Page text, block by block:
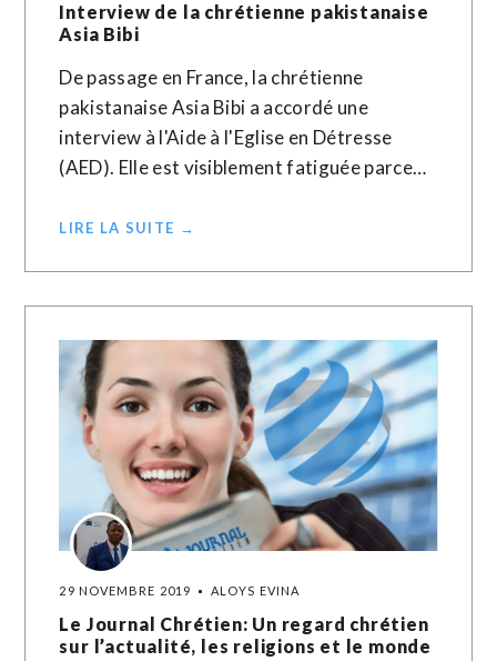
Interview de la chrétienne pakistanaise
Asia Bibi
De passage en France, la chrétienne
pakistanaise Asia Bibi a accordé une
interview à l'Aide à l'Eglise en Détresse
(AED). Elle est visiblement fatiguée parce…
LIRE LA SUITE →
29 NOVEMBRE 2019 ALOYS EVINA
Le Journal Chrétien: Un regard chrétien
sur l’actualité, les religions et le monde